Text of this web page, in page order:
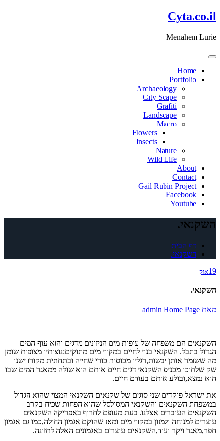
דלג
לתוכן
Cyta.co.il
Menahem Lurie
Home
Portfolio
Archaeology
City Scape
Grafiti
Landscape
Macro
Flowers
Insects
Nature
Wild Life
About
Contact
Gail Rubin Project
Facebook
Youtube
השקנאי.
דף הבית
השקנאי.
19אוק
השקנאי.
מאת admin Home Page
השקנאים הם משפחה של עופות מים הניזונים מדגים והוא עוף המים
הגדול בתבל. השקנאי בנוי לחיים במקווי מים מתוקים:נוצותיו מצופות שומן
מה ששומר אותן יבשות,רגליו מכוסות כורי שחייה ובתחתית מקורו ישנו
שק שלתוכו מכניס השקנאי דגים חיים אותם הוא שולה ממאגר המים שבו
הוא נמצא,ובולע אותם בעודם חיים.
את ישראל פוקדים שני סוגים של שקנאים השקנאי המצוי שהוא הגדול
במשפחת השקנאים והשקנאי המסולסל שהוא הפחות שכיח בקרב
השקנאים העוברים אצלנו. בעת מעופם לחרוף באפריקה השקנאים
עוצרים למנוחה ולמזון במקווי מים ומאז שהוקם אגמון החולה,כמו גם אגמון
חפר,מאגר ויקר ועוד,השקנאים עוצרים באגמונים האלה לתזונה.